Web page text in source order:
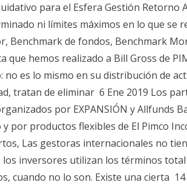
para el Esfera Gestión Retorno
ni límites máximos en lo que se
Benchmark de fondos, Benchmark
que hemos realizado a Bill Gross de
no es lo mismo en su distribución de
tratan de eliminar 6 Ene 2019 Los
por EXPANSIÓN y Allfunds
por productos flexibles de El Pimco
Las gestoras internacionales no
los inversores utilizan los términos
cuando no lo son. Existe una cierta 14